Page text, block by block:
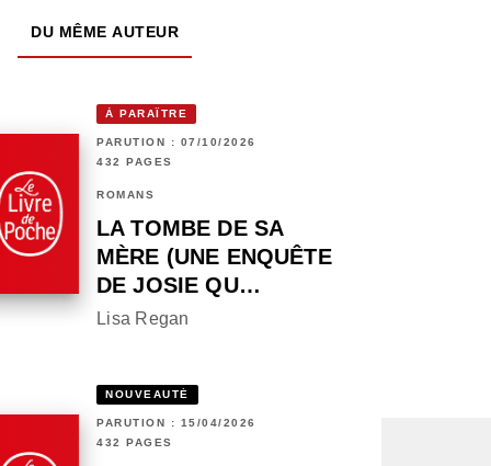
DU MÊME AUTEUR
À PARAÎTRE
PARUTION : 07/10/2026
432 PAGES
ROMANS
LA TOMBE DE SA
MÈRE (UNE ENQUÊTE
DE JOSIE QU…
Lisa Regan
NOUVEAUTÉ
PARUTION : 15/04/2026
432 PAGES